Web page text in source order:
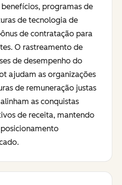
programas de
de tecnologia de
de contratação para
O rastreamento de
de desempenho do
ajudam as organizações
de remuneração justas
as conquistas
de receita, mantendo